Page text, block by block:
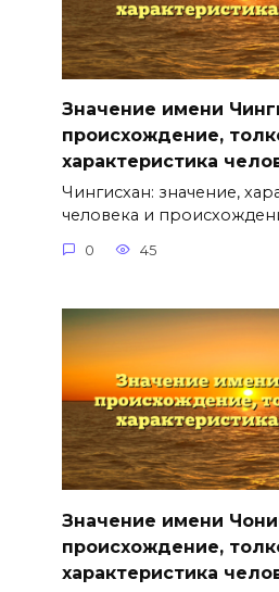
Значение имени
происхождение,
характеристика
Чингисхан: значение,
человека и
0 45
Значение имени
происхождение,
характеристика